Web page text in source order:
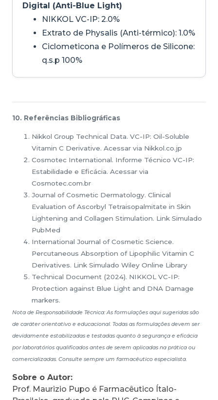
Digital (Anti-Blue Light)
NIKKOL VC-IP: 2.0%
Extrato de Physalis (Anti-térmico): 1.0%
Ciclometicona e Polímeros de Silicone:
q.s.p 100%
10. Referências Bibliográficas
Nikkol Group Technical Data. VC-IP: Oil-Soluble
Vitamin C Derivative. Acessar via Nikkol.co.jp
Cosmotec International. Informe Técnico VC-IP:
Estabilidade e Eficácia. Acessar via
Cosmotec.com.br
Journal of Cosmetic Dermatology. Clinical
Evaluation of Ascorbyl Tetraisopalmitate in Skin
Lightening and Collagen Stimulation. Link Simulado
PubMed
International Journal of Cosmetic Science.
Percutaneous Absorption of Lipophilic Vitamin C
Derivatives. Link Simulado Wiley Online Library
Technical Document (2024). NIKKOL VC-IP:
Protection against Blue Light and DNA Damage
markers.
Nota de Responsabilidade Técnica: As formulações aqui sugeridas são
de caráter orientativo e educacional. Todas as formulações devem ser
devidamente estabilizadas e testadas quanto à segurança e eficácia
por laboratórios qualificados antes de serem aplicadas na prática ou
comercializadas. Consulte sempre um farmacêutico especialista.
Sobre o Autor:
Prof. Maurizio Pupo é Farmacêutico Ítalo-